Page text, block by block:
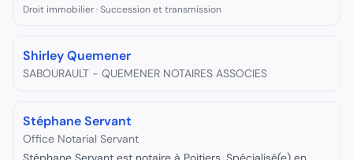
famille. Officier public ministériel inscrit au Conseil Supérieur
Droit immobilier · Succession et transmission
Shirley Quemener
SABOURAULT - QUEMENER NOTAIRES ASSOCIES
Stéphane Servant
Office Notarial Servant